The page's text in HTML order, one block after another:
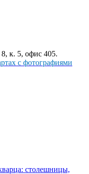
к. 5, офис 405.
с фотографиями